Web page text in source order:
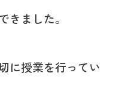
きました。
に授業を行ってい